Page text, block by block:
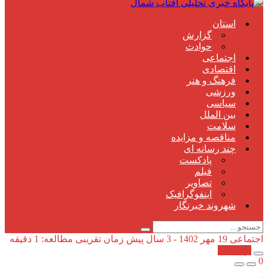
استان
گزارش
حوادث
اجتماعی
اقتصادی
فرهنگ و هنر
ورزشی
سیاسی
بین الملل
سلامت
مناقصه و مزایده
چند رسانه ای
پادکست
فیلم
تصاویر
اینفوگرافیک
شهروند خبرنگار
اجتماعی 19 مهر 1402 - 3 سال پیش
زمان تقریبی مطالعه: 1 دقیقه
0